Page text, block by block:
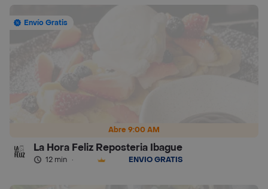
Abre 9:00 AM
Envío Gratis
La Hora Feliz Reposteria Ibague
12 min · ENVÍO GRATIS